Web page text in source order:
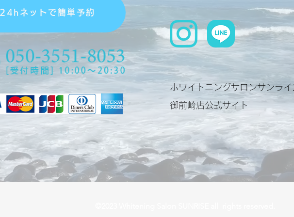
24hネットで簡単予約
ホワイトニングサロンサンライ
​御前崎店公式サイト